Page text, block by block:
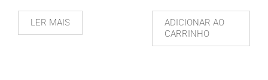
LER MAIS
ADICIONAR AO
CARRINHO